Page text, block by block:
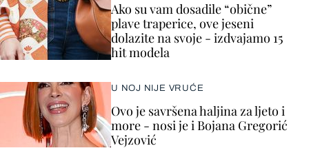
Ako su vam dosadile “obične”
plave traperice, ove jeseni
dolazite na svoje - izdvajamo 15
hit modela
U NOJ NIJE VRUĆE
Ovo je savršena haljina za ljeto i
more - nosi je i Bojana Gregorić
Vejzović